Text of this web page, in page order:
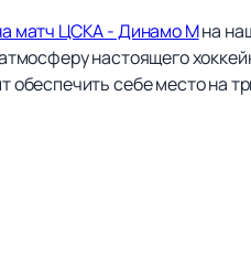
матч ЦСКА - Динамо Мна
настоящего
себе место на